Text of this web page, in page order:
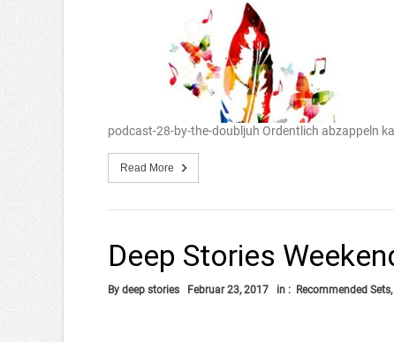
podcast-28-by-the-doubljuh Ordentlich abzappeln
Read More
Deep Stories
By deep stories Februar 23, 2017 in : Recommended Sets,